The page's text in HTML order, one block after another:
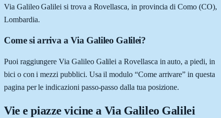
Via Galileo Galilei si trova a Rovellasca, in provincia di Como (CO),
Lombardia.
Come si arriva a Via Galileo Galilei?
Puoi raggiungere Via Galileo Galilei a Rovellasca in auto, a piedi, in
bici o con i mezzi pubblici. Usa il modulo “Come arrivare” in questa
pagina per le indicazioni passo-passo dalla tua posizione.
Vie e piazze vicine a Via Galileo Galilei